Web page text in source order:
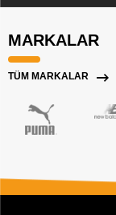
MARKALAR
TÜM MARKALAR